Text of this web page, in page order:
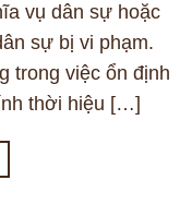
vụ dân sự hoặc
sự bị vi phạm.
trong việc ổn định
thời hiệu […]